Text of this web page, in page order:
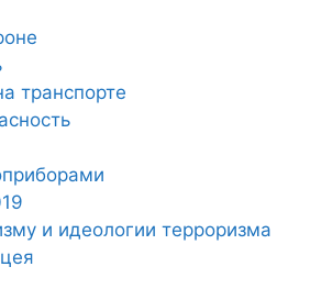
транспорте
и идеологии терроризма